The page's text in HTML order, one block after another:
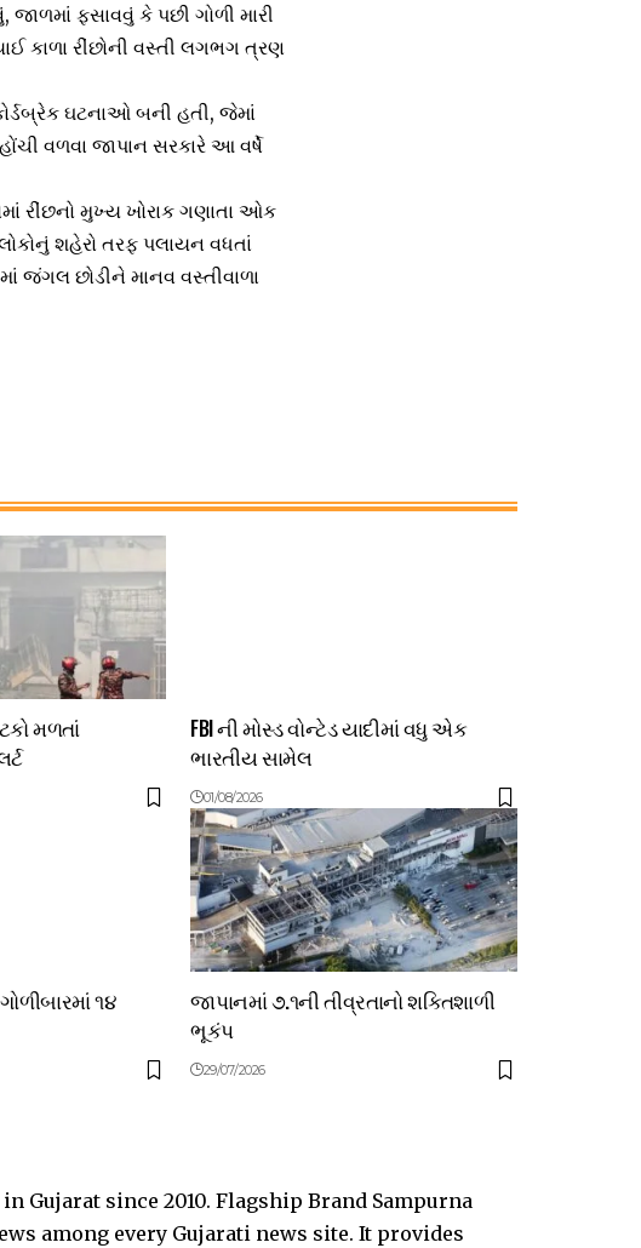
ફસાવવું કે પછી ગોળી મારી
કાળા રીંછોની વસ્તી લગભગ ત્રણ
ઘટનાઓ બની હતી, જેમાં
વળવા જાપાન સરકારે આ વર્ષે
રીંછનો મુખ્ય ખોરાક ગણાતા ઓક
શહેરો તરફ પલાયન વધતાં
જંગલ છોડીને માનવ વસ્તીવાળા
મળતાં
FBI ની મોસ્ડ વોન્ટેડ યાદીમાં વધુ એક
ભારતીય સામેલ
01/08/2026
૧૪
જાપાનમાં ૭.૧ની તીવ્રતાનો શક્તિશાળી
ભૂકંપ
29/07/2026
Gujarat since 2010. Flagship Brand Sampurna
among every Gujarati news site. It provides